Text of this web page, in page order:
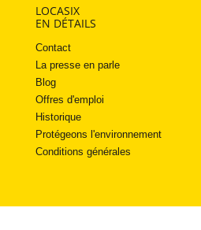
LOCASIX
EN DÉTAILS
Contact
La presse en parle
Blog
Offres d'emploi
Historique
Protégeons l'environnement
Conditions générales